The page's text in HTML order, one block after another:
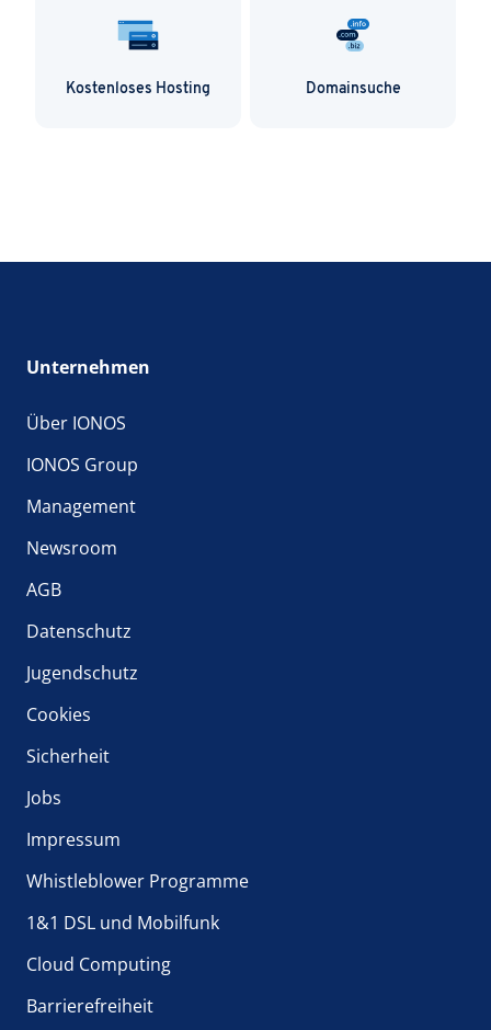
Kostenloses Hosting Domainsuche
Unternehmen
Über IONOS
IONOS Group
Management
Newsroom
AGB
Datenschutz
Jugendschutz
Cookies
Sicherheit
Jobs
Impressum
Whistleblower Programme
1&1 DSL und Mobilfunk
Cloud Computing
Barrierefreiheit